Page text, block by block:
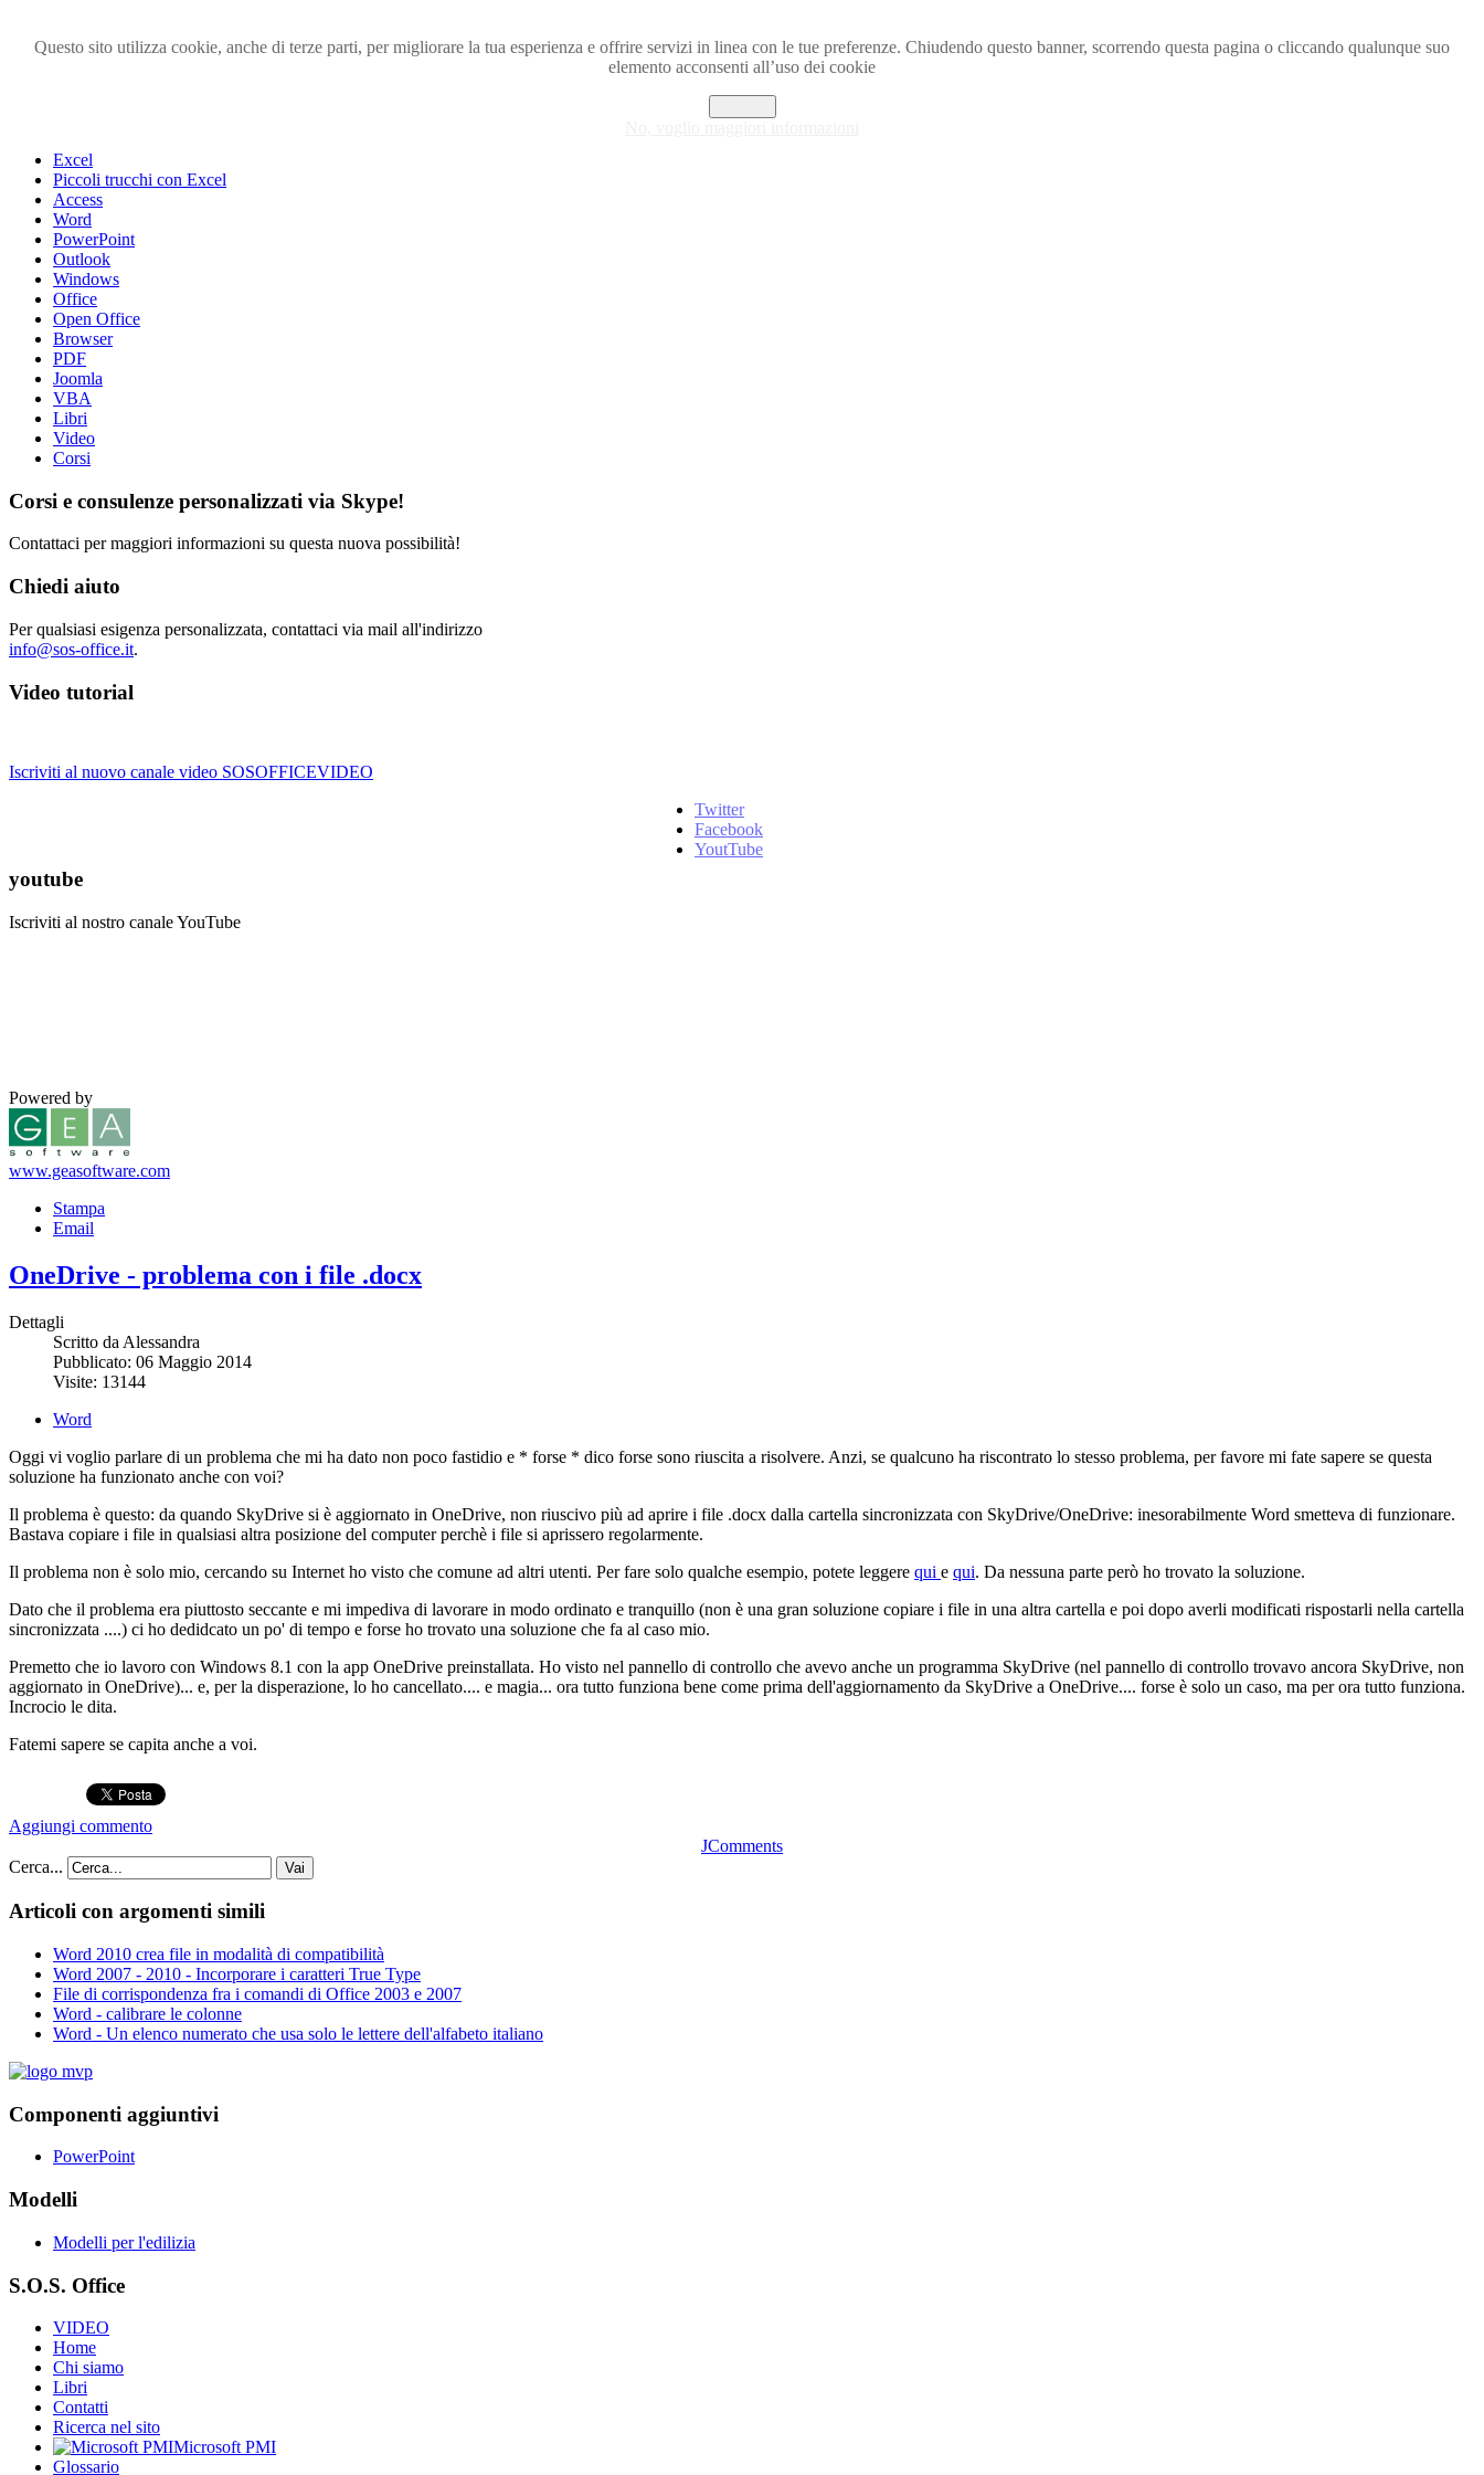
Questo sito utilizza cookie, anche di terze parti, per migliorare la tua esperienza e offrire servizi in linea con le tue preferenze. Chiudendo questo banner, scorrendo questa pagina o cliccando qualunque suo
elemento acconsenti all’uso dei cookie
Excel
Piccoli trucchi con Excel
Access
Word
PowerPoint
Outlook
Windows
Office
Open Office
Browser
PDF
Joomla
VBA
Libri
Video
Corsi
Corsi e consulenze personalizzati via Skype!
Contattaci per maggiori informazioni su questa nuova possibilità!
Chiedi aiuto
Per qualsiasi esigenza personalizzata, contattaci via mail all'indirizzo
info@sos-office.it.
Video tutorial
Iscriviti al nuovo canale video SOSOFFICEVIDEO
Twitter
Facebook
YoutTube
youtube
Iscriviti al nostro canale YouTube
Powered by
www.geasoftware.com
Stampa
Email
OneDrive - problema con i file .docx
Dettagli
Scritto da Alessandra
Pubblicato: 06 Maggio 2014
Visite: 13144
Word
Oggi vi voglio parlare di un problema che mi ha dato non poco fastidio e * forse * dico forse sono riuscita a risolvere. Anzi, se qualcuno ha riscontrato lo stesso problema, per favore mi fate sapere se questa
soluzione ha funzionato anche con voi?
Il problema è questo: da quando SkyDrive si è aggiornato in OneDrive, non riuscivo più ad aprire i file .docx dalla cartella sincronizzata con SkyDrive/OneDrive: inesorabilmente Word smetteva di funzionare.
Bastava copiare i file in qualsiasi altra posizione del computer perchè i file si aprissero regolarmente.
Il problema non è solo mio, cercando su Internet ho visto che comune ad altri utenti. Per fare solo qualche esempio, potete leggere qui e qui. Da nessuna parte però ho trovato la soluzione.
Dato che il problema era piuttosto seccante e mi impediva di lavorare in modo ordinato e tranquillo (non è una gran soluzione copiare i file in una altra cartella e poi dopo averli modificati rispostarli nella cartella
sincronizzata ....) ci ho dedidcato un po' di tempo e forse ho trovato una soluzione che fa al caso mio.
Premetto che io lavoro con Windows 8.1 con la app OneDrive preinstallata. Ho visto nel pannello di controllo che avevo anche un programma SkyDrive (nel pannello di controllo trovavo ancora SkyDrive, non
aggiornato in OneDrive)... e, per la disperazione, lo ho cancellato.... e magia... ora tutto funziona bene come prima dell'aggiornamento da SkyDrive a OneDrive.... forse è solo un caso, ma per ora tutto funziona.
Incrocio le dita.
Fatemi sapere se capita anche a voi.
Aggiungi commento
JComments
Cerca...
Vai
Articoli con argomenti simili
Word 2010 crea file in modalità di compatibilità
Word 2007 - 2010 - Incorporare i caratteri True Type
File di corrispondenza fra i comandi di Office 2003 e 2007
Word - calibrare le colonne
Word - Un elenco numerato che usa solo le lettere dell'alfabeto italiano
Componenti aggiuntivi
PowerPoint
Modelli
Modelli per l'edilizia
S.O.S. Office
VIDEO
Home
Chi siamo
Libri
Contatti
Ricerca nel sito
Microsoft PMI
Glossario